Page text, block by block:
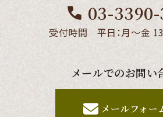
03-
受付時間 平日：月～金
メールでのお問い
メールフォー